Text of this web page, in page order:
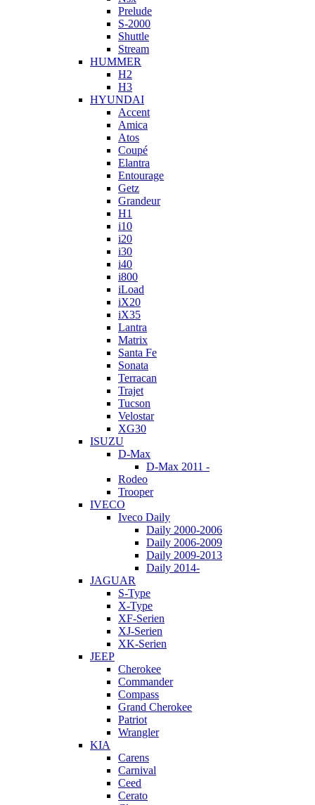
Prelude
S-2000
Shuttle
Stream
HUMMER
H2
H3
HYUNDAI
Accent
Amica
Atos
Coupé
Elantra
Entourage
Getz
Grandeur
H1
i10
i20
i30
i40
i800
iLoad
iX20
iX35
Lantra
Matrix
Santa Fe
Sonata
Terracan
Trajet
Tucson
Velostar
XG30
ISUZU
D-Max
D-Max 2011 -
Rodeo
Trooper
IVECO
Iveco Daily
Daily 2000-2006
Daily 2006-2009
Daily 2009-2013
Daily 2014-
JAGUAR
S-Type
X-Type
XF-Serien
XJ-Serien
XK-Serien
JEEP
Cherokee
Commander
Compass
Grand Cherokee
Patriot
Wrangler
KIA
Carens
Carnival
Ceed
Cerato